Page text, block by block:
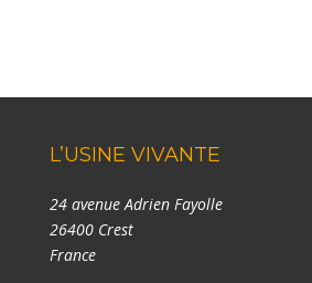
L’USINE VIVANTE
24 avenue Adrien Fayolle
26400 Crest
France